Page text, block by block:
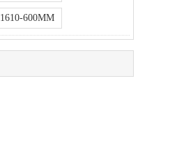
1610-600MM